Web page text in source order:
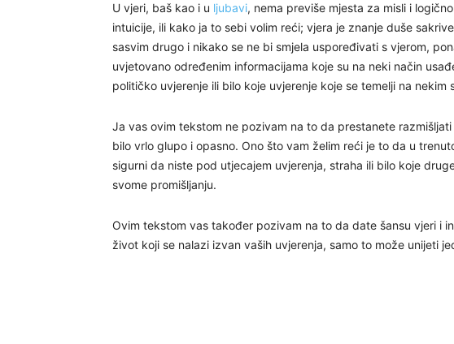
U vjeri, baš kao i u ljubavi, nema previše mjesta za misli i
intuicije, ili kako ja to sebi volim reći; vjera je znanje duše
sasvim drugo i nikako se ne bi smjela uspoređivati s vjerom,
uvjetovano određenim informacijama koje su na neki način
političko uvjerenje ili bilo koje uvjerenje koje se temelji na nekim
Ja vas ovim tekstom ne pozivam na to da prestanete
bilo vrlo glupo i opasno. Ono što vam želim reći je to da u
sigurni da niste pod utjecajem uvjerenja, straha ili bilo koje
svome promišljanju.
Ovim tekstom vas također pozivam na to da date šansu vjeri i
život koji se nalazi izvan vaših uvjerenja, samo to može unijeti